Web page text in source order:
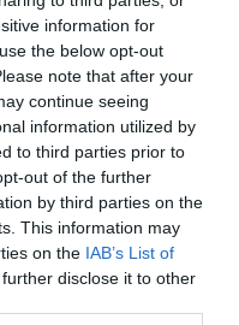
information for
the below opt-out
note that after your
continue seeing
information utilized by
to third parties prior to
out of the further
by third parties on the
This information may
on the IAB’s List of
disclose it to other
l’article ?
un don !